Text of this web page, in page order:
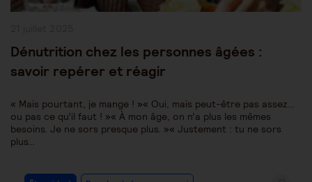
Dénutrition chez les personnes âgées :
savoir repérer et réagir
« Mais pourtant, je mange ! »« Oui, mais peut-être pas assez…
ou pas ce qu’il faut ! »« À mon âge, on n’a plus les mêmes
besoins. Je ne sors presque plus. »« Justement : tu ne sors
plus…
Post